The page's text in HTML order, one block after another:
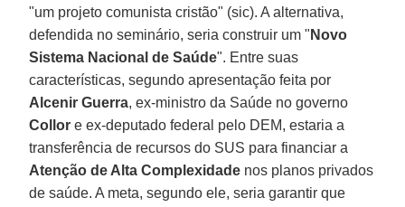
"um projeto comunista cristão" (sic). A alternativa,
defendida no seminário, seria construir um " Novo
Sistema Nacional de Saúde". Entre suas
características, segundo apresentação feita por
Alcenir Guerra, ex-ministro da Saúde no governo
Collor e ex-deputado federal pelo DEM, estaria a
transferência de recursos do SUS para financiar a
Atenção de Alta Complexidade nos planos privados
de saúde. A meta, segundo ele, seria garantir que